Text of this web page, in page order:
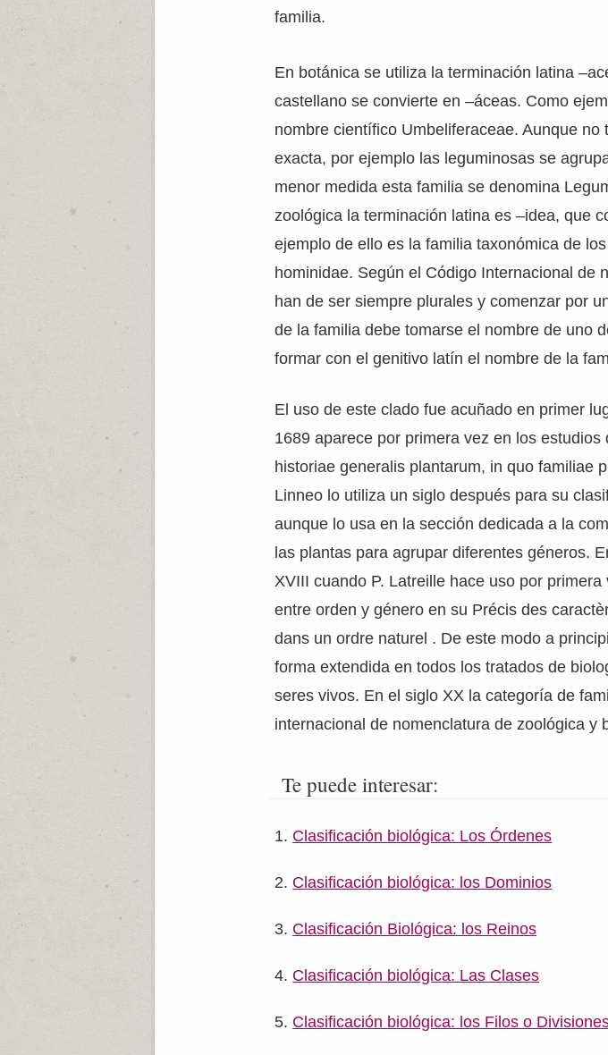
familia.
En botánica se utiliza la terminación latina
castellano se convierte en –áceas. Como
nombre científico Umbeliferaceae. Aunque
exacta, por ejemplo las leguminosas se
menor medida esta familia se denomina
zoológica la terminación latina es –idea, que
ejemplo de ello es la familia taxonómica de
hominidae. Según el Código Internacional de
han de ser siempre plurales y comenzar por
de la familia debe tomarse el nombre de uno
formar con el genitivo latín el nombre de la
El uso de este clado fue acuñado en primer
1689 aparece por primera vez en los
historiae generalis plantarum, in quo familiae
Linneo lo utiliza un siglo después para su
aunque lo usa en la sección dedicada a la
las plantas para agrupar diferentes géneros.
XVIII cuando P. Latreille hace uso por
entre orden y género en su Précis des
dans un ordre naturel . De este modo a
forma extendida en todos los tratados de
seres vivos. En el siglo XX la categoría de
internacional de nomenclatura de zoológica y
Te puede interesar:
Clasificación biológica: Los Órdenes
Clasificación biológica: los Dominios
Clasificación Biológica: los Reinos
Clasificación biológica: Las Clases
Clasificación biológica: los Filos o